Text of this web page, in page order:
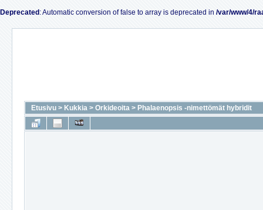
Deprecated : Automatic conversion of false to array is deprecated in /var/www/4/
Etusivu > Kukkia > Orkideoita > Phalaenopsis -nimettömät hybridit